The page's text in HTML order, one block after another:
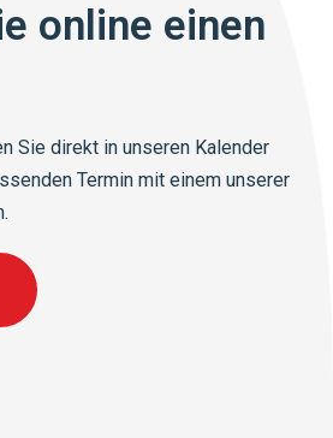
online einen
Sie direkt in unseren Kalender
Termin mit einem unserer